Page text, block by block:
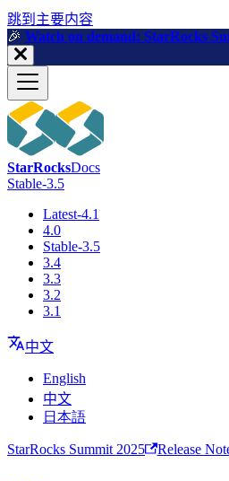
跳到主要内容
🎉️ Watch on demand: StarRocks
StarRocksDocs
Stable-3.5
Latest-4.1
4.0
Stable-3.5
3.4
3.3
3.2
3.1
中文
English
中文
日本語
StarRocks Summit 2025 Release